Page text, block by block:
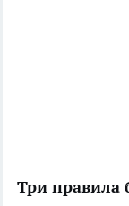
Три правила